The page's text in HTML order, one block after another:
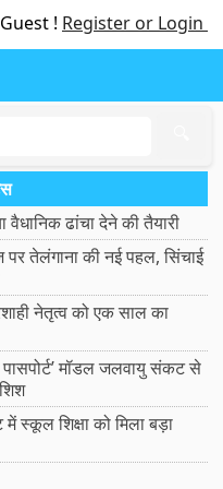
! Register or Login
ढांचा देने की तैयारी
पर तेलंगाना की नई पहल, सिंचाई
नेतृत्व को एक साल का
मॉडल जलवायु संकट से
स्कूल शिक्षा को मिला बड़ा